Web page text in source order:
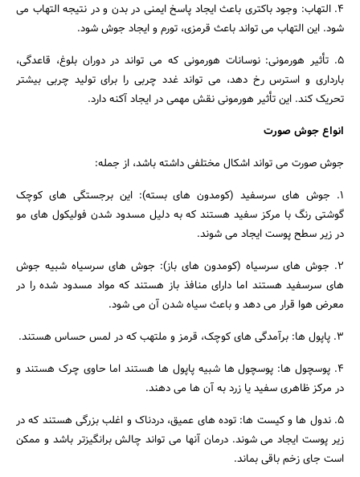
4. التهاب: وجود باکتری باعث ایجاد پاسخ ایمنی در بدن و در نتیجه التهاب می
شود. این التهاب می تواند باعث قرمزی، تورم و ایجاد جوش شود.
5. تأثیر هورمونی: نوسانات هورمونی که می تواند در دوران بلوغ، قاعدگی،
بارداری و استرس رخ دهد، می تواند غدد چربی را برای تولید چربی بیشتر
تحریک کند. این تأثیر هورمونی نقش مهمی در ایجاد آکنه دارد.
انواع جوش صورت
جوش صورت می تواند اشکال مختلفی داشته باشد، از جمله:
1. جوش های سرسفید (کومدون های بسته): این برجستگی های کوچک
گوشتی رنگ با مرکز سفید هستند که به دلیل مسدود شدن فولیکول های مو
در زیر سطح پوست ایجاد می شوند.
2. جوش های سرسیاه (کومدون های باز): جوش های سرسیاه شبیه جوش
های سرسفید هستند اما دارای منافذ باز هستند که مواد مسدود شده را در
معرض هوا قرار می دهد و باعث سیاه شدن آن می شود.
3. پاپول ها: برآمدگی های کوچک، قرمز و ملتهب که در لمس حساس هستند.
4. پوسچول ها: پوسچول ها شبیه پاپول ها هستند اما حاوی چرک هستند و
در مرکز ظاهری سفید یا زرد به آن ها می دهند.
5. ندول ها و کیست ها: توده های عمیق، دردناک و اغلب بزرگی هستند که در
زیر پوست ایجاد می شوند. درمان آنها می تواند چالش برانگیزتر باشد و ممکن
است جای زخم باقی بماند.